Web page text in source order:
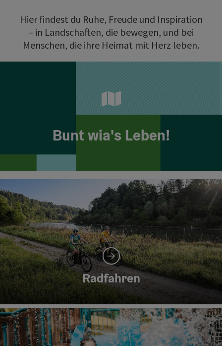
Hier findest du Ruhe, Freude und Inspiration
– in Landschaften, die bewegen, und bei
Menschen, die ihre Heimat mit Herz leben.
Bunt wia's Leben!
Radfahren
©